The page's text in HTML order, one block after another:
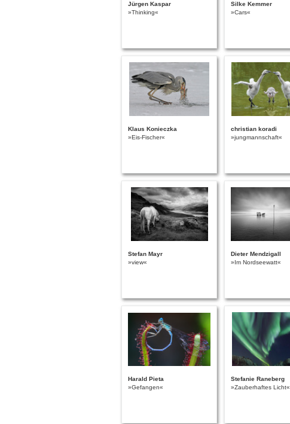
Jürgen Kaspar
»Thinking«
Silke Kemmer
»Cars«
Klaus Konieczka
»Eis-Fischer«
christian koradi
»jungmannschaft«
Stefan Mayr
»view«
Dieter Mendzigall
»Im Nordseewatt«
Harald Pieta
»Gefangen«
Stefanie Raneberg
»Zauberhaftes Licht«